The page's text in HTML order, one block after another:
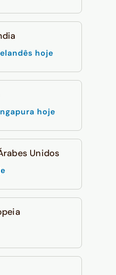
hoje
hoje
Unidos